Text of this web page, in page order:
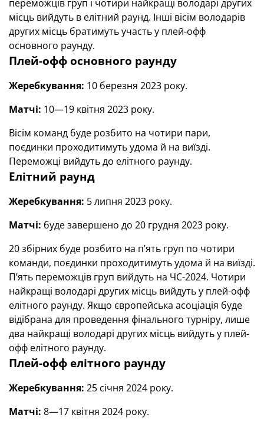
переможців груп і чотири найкращі володарі других
місць вийдуть в елітний раунд. Інші вісім володарів
других місць братимуть участь у плей-офф
основного раунду.
Плей-офф основного раунду
Жеребкування: 10 березня 2023 року.
Матчі: 10—19 квітня 2023 року.
Вісім команд буде розбито на чотири пари,
поєдинки проходитимуть удома й на виїзді.
Переможці вийдуть до елітного раунду.
Елітний раунд
Жеребкування: 5 липня 2023 року.
Матчі: буде завершено до 20 грудня 2023 року.
20 збірних буде розбито на п’ять груп по чотири
команди, поєдинки проходитимуть удома й на виїзді.
П’ять переможців груп вийдуть на ЧС-2024. Чотири
найкращі володарі других місць вийдуть у плей-офф
елітного раунду. Якщо європейська асоціація буде
відібрана для проведення фінального турніру, лише
два найкращі володарі других місць вийдуть у плей-
офф елітного раунду.
Плей-офф елітного раунду
Жеребкування: 25 січня 2024 року.
Матчі: 8—17 квітня 2024 року.